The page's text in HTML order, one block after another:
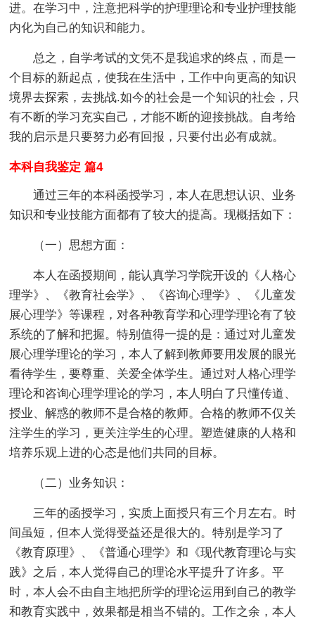
进。在学习中，注意把科学的护理理论和专业护理技能
内化为自己的知识和能力。
总之，自学考试的文凭不是我追求的终点，而是一
个目标的新起点，使我在生活中，工作中向更高的知识
境界去探索，去挑战.如今的社会是一个知识的社会，只
有不断的学习充实自己，才能不断的迎接挑战。自考给
我的启示是只要努力必有回报，只要付出必有成就。
本科自我鉴定 篇4
通过三年的本科函授学习，本人在思想认识、业务
知识和专业技能方面都有了较大的提高。现概括如下：
（一）思想方面：
本人在函授期间，能认真学习学院开设的《人格心
理学》、《教育社会学》、《咨询心理学》、《儿童发
展心理学》等课程，对各种教育学和心理学理论有了较
系统的了解和把握。特别值得一提的是：通过对儿童发
展心理学理论的学习，本人了解到教师要用发展的眼光
看待学生，要尊重、关爱全体学生。通过对人格心理学
理论和咨询心理学理论的学习，本人明白了只懂传道、
授业、解惑的教师不是合格的教师。合格的教师不仅关
注学生的学习，更关注学生的心理。塑造健康的人格和
培养乐观上进的心态是他们共同的目标。
（二）业务知识：
三年的函授学习，实质上面授只有三个月左右。时
间虽短，但本人觉得受益还是很大的。特别是学习了
《教育原理》、《普通心理学》和《现代教育理论与实
践》之后，本人觉得自己的理论水平提升了许多。平
时，本人会不由自主地把所学的理论运用到自己的教学
和教育实践中，效果都是相当不错的。工作之余，本人